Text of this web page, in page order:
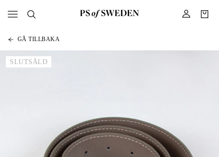
GÅ TILLBAKA
SLUTSÅLD